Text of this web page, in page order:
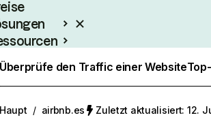
Überprüfe den Traffic einer Website
Haupt / airbnb.es Zuletzt aktualisiert: 12.